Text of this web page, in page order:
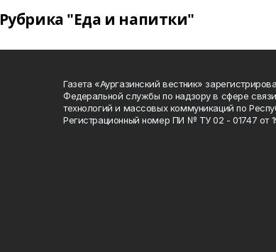
Рубрика "Еда и напитки"
Газета «Аургазинский вестник»
Федеральной службы по надзору в сфере
технологий и массовых коммуникаций по
Регистрационный номер ПИ № ТУ 02 - 01747 от